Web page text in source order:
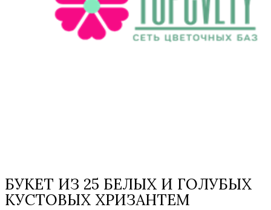
БУКЕТ ИЗ 25 БЕЛЫХ И ГОЛУБЫХ
КУСТОВЫХ ХРИЗАНТЕМ